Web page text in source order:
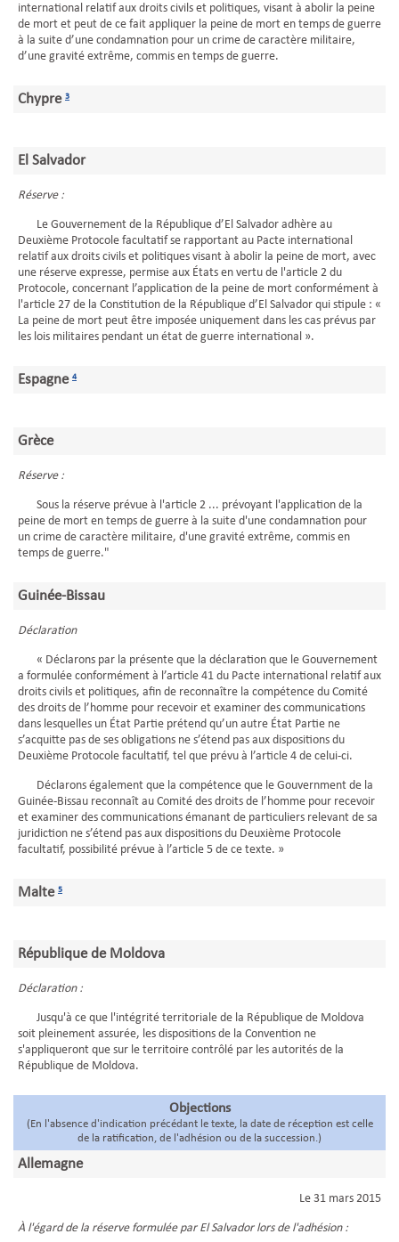
international relatif aux droits civils et politiques, visant à abolir la peine
de mort et peut de ce fait appliquer la peine de mort en temps de guerre
à la suite d’une condamnation pour un crime de caractère militaire,
d’une gravité extrême, commis en temps de guerre.
Chypre 3
El Salvador
Réserve :
Le Gouvernement de la République d’El Salvador adhère au
Deuxième Protocole facultatif se rapportant au Pacte international
relatif aux droits civils et politiques visant à abolir la peine de mort, avec
une réserve expresse, permise aux États en vertu de l'article 2 du
Protocole, concernant l’application de la peine de mort conformément à
l'article 27 de la Constitution de la République d’El Salvador qui stipule : «
La peine de mort peut être imposée uniquement dans les cas prévus par
les lois militaires pendant un état de guerre international ».
Espagne 4
Grèce
Réserve :
Sous la réserve prévue à l'article 2 ... prévoyant l'application de la
peine de mort en temps de guerre à la suite d'une condamnation pour
un crime de caractère militaire, d'une gravité extrême, commis en
temps de guerre."
Guinée-Bissau
Déclaration
« Déclarons par la présente que la déclaration que le Gouvernement
a formulée conformément à l’article 41 du Pacte international relatif aux
droits civils et politiques, afin de reconnaître la compétence du Comité
des droits de l’homme pour recevoir et examiner des communications
dans lesquelles un État Partie prétend qu’un autre État Partie ne
s’acquitte pas de ses obligations ne s’étend pas aux dispositions du
Deuxième Protocole facultatif, tel que prévu à l’article 4 de celui-ci.
Déclarons également que la compétence que le Gouvernment de la
Guinée-Bissau reconnaît au Comité des droits de l’homme pour recevoir
et examiner des communications émanant de particuliers relevant de sa
juridiction ne s’étend pas aux dispositions du Deuxième Protocole
facultatif, possibilité prévue à l’article 5 de ce texte. »
Malte 5
République de Moldova
Déclaration :
Jusqu'à ce que l'intégrité territoriale de la République de Moldova
soit pleinement assurée, les dispositions de la Convention ne
s'appliqueront que sur le territoire contrôlé par les autorités de la
République de Moldova.
Objections
(En l'absence d'indication précédant le texte, la date de réception est celle
de la ratification, de l'adhésion ou de la succession.)
Allemagne
Le 31 mars 2015
À l'égard de la réserve formulée par El Salvador lors de l'adhésion :